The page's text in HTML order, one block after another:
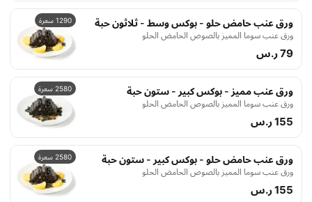
1290 سعرة ورق عنب حامض حلو - بوكس وسط - ثلاثون حبة
ورق عنب سوما المميز بالصوص الحامض الحلو
79 ر.س
2580 سعرة ورق عنب مميز - بوكس كبير - ستون حبة
ورق عنب سوما المميز بالصوص الحامض الحلو
155 ر.س
2580 سعرة ورق عنب حامض حلو - بوكس كبير - ستون حبة
ورق عنب سوما المميز بالصوص الحامض الحلو
155 ر.س